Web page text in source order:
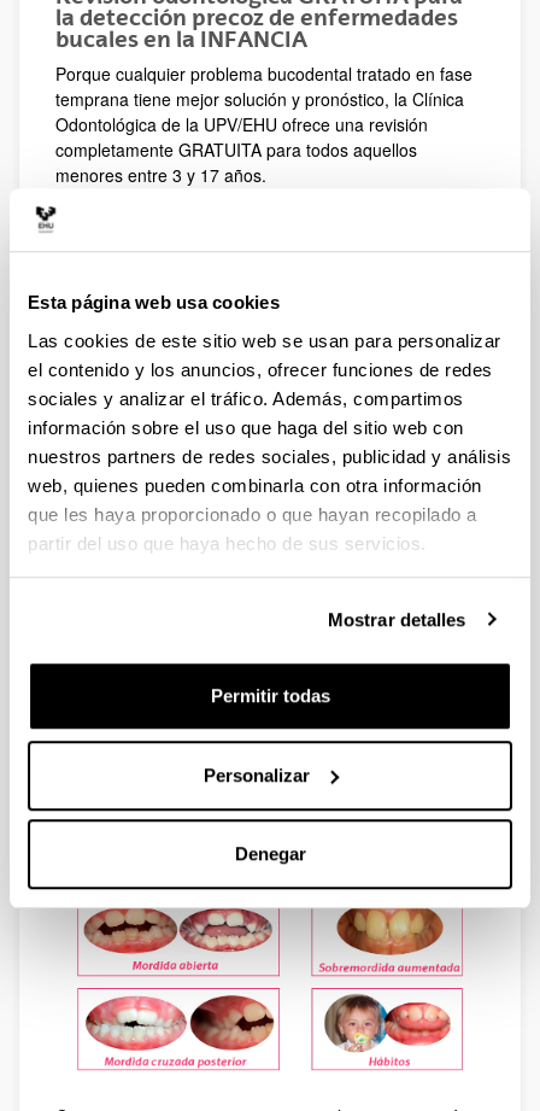
Esta página web usa cookies
Las cookies de este sitio web se usan para personalizar
el contenido y los anuncios, ofrecer funciones de redes
sociales y analizar el tráfico. Además, compartimos
información sobre el uso que haga del sitio web con
nuestros partners de redes sociales, publicidad y análisis
web, quienes pueden combinarla con otra información
que les haya proporcionado o que hayan recopilado a
partir del uso que haya hecho de sus servicios.
Mostrar detalles
Permitir todas
Personalizar
Denegar
la detección precoz de enfermedades
bucales en la INFANCIA
Porque cualquier problema bucodental tratado en fase
temprana tiene mejor solución y pronóstico, la Clínica
Odontológica de la UPV/EHU ofrece una revisión
completamente GRATUITA para todos aquellos
menores entre 3 y 17 años.
Desde la Clínica cuidamos mucho de que el primer
negativas en la niñez repercuten en la edad adulta. Por
ello, todos los tratamientos se realizan sin prisa y
favoreciendo un entorno de tranquilidad, donde puedan
sentirse cómodos, familiarizarse con el dentista y
ganarnos su cooperación y confianza.
Las primeras visitas, las realizan nuestro alumnado de
último curso, siempre con la supervisión de
profesoras/es odontopediatras. En estas primeras
visitas se realiza una exploración completa con
radiodiagnóstico de la salud bucodental actual
proponiéndose un plan de tratamiento personalizado.
¿Reconoces alguna de estas bocas?
problemas de oclusión dental son más fáciles de
corregir cuando se descubren a tiempo y evitan